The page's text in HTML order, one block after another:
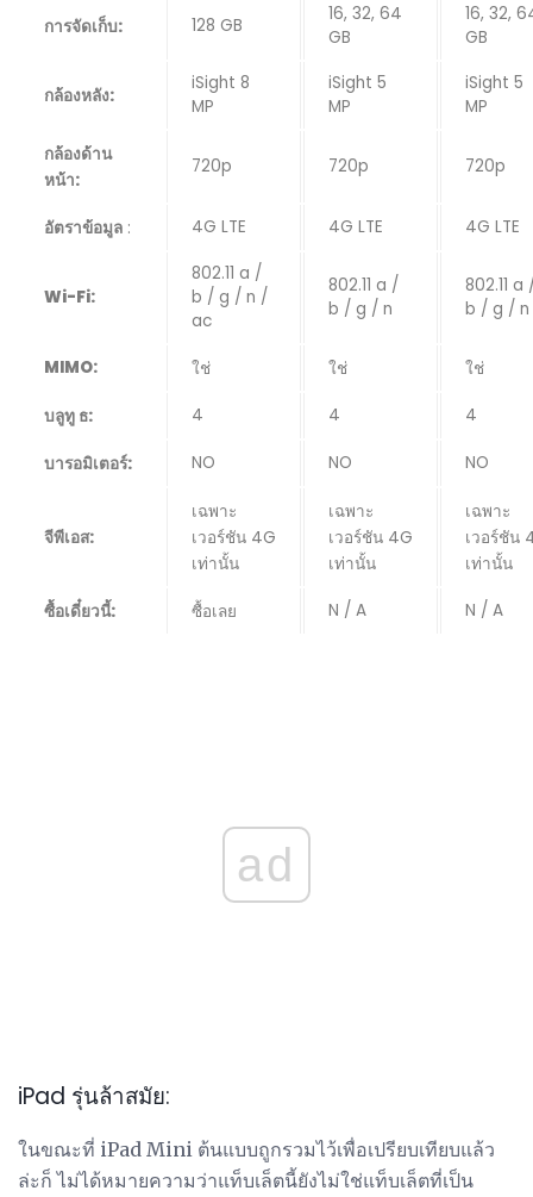
การจัดเก็บ: 128 GB
16, 32, 64
GB
16, 32,
GB
กล้องหลัง:
iSight 8
MP
iSight 5
MP
iSight 5
MP
กล้องด้าน
หน้า:
720p 720p 720p
อัตราข้อมูล : 4G LTE 4G LTE 4G LTE
Wi-Fi:
802.11 a /
b / g / n /
ac
802.11 a /
b / g / n
802.11 a
b / g / n
MIMO: ใช่ ใช่ ใช่
บลูทู ธ: 4 4 4
บารอมิเตอร์: NO NO NO
จีพีเอส:
เฉพาะ
เวอร์ชัน 4G
เท่านั้น
เฉพาะ
เวอร์ชัน 4G
เท่านั้น
เฉพาะ
เวอร์ชัน
เท่านั้น
ซื้อเดี๋ยวนี้: ซื้อเลย N / A N / A
ad
iPad รุ่นล้าสมัย:
ในขณะที่ iPad Mini ต้นแบบถูกรวมไว้เพื่อเปรียบเทียบแล้ว
ล่ะก็ ไม่ได้หมายความว่าแท็บเล็ตนี้ยังไม่ใช่แท็บเล็ตที่เป็น